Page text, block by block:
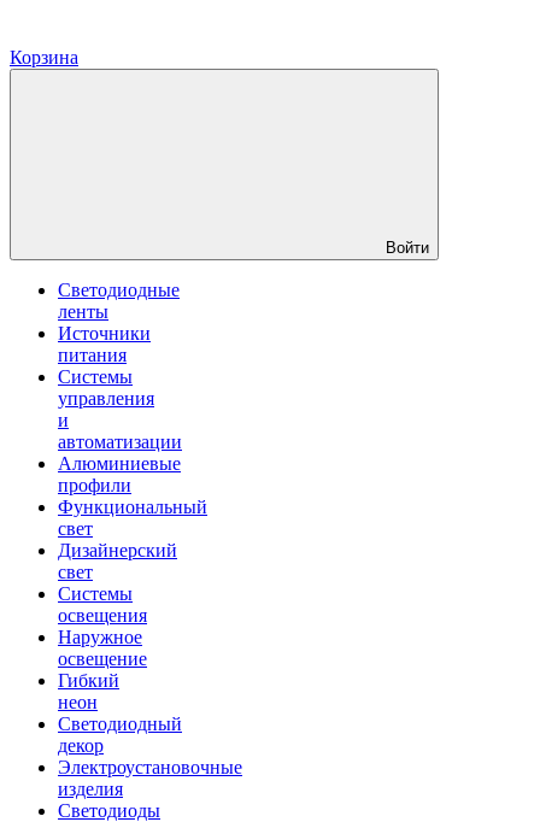
Корзина
Войти
Светодиодные
ленты
Источники
питания
Системы
управления
и
автоматизации
Алюминиевые
профили
Функциональный
свет
Дизайнерский
свет
Системы
освещения
Наружное
освещение
Гибкий
неон
Светодиодный
декор
Электроустановочные
изделия
Светодиоды